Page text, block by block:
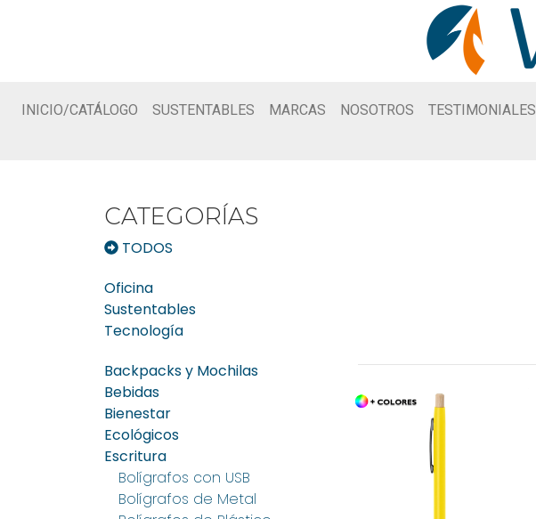
INICIO/CATÁLOGO SUSTENTABLES MARCAS NOSOTROS TESTIMONIALES
CATEGORÍAS
TODOS
Oficina
Sustentables
Tecnología
Backpacks y Mochilas
Bebidas
Bienestar
Ecológicos
Escritura
Bolígrafos con USB
Bolígrafos de Metal